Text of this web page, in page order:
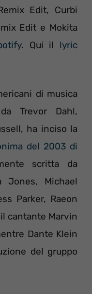
Edit, Curbi
Edit e Mokita
. Qui il lyric
di musica
Trevor Dahl,
ha inciso la
del 2003 di
scritta da
Jones, Michael
Parker, Raeon
cantante Marvin
Dante Klein
del gruppo